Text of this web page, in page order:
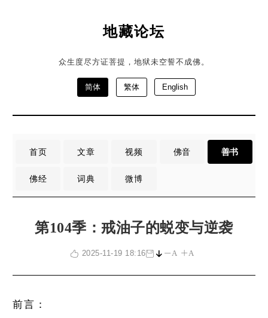
地藏论坛
众生度尽方证菩提，地狱未空誓不成佛。
简体 繁体 English
首页 文章 视频 佛音 善书
佛经 词典 微博
第104季：戒油子的蜕变与逆袭
2025-11-19 18:16 A A
前言：